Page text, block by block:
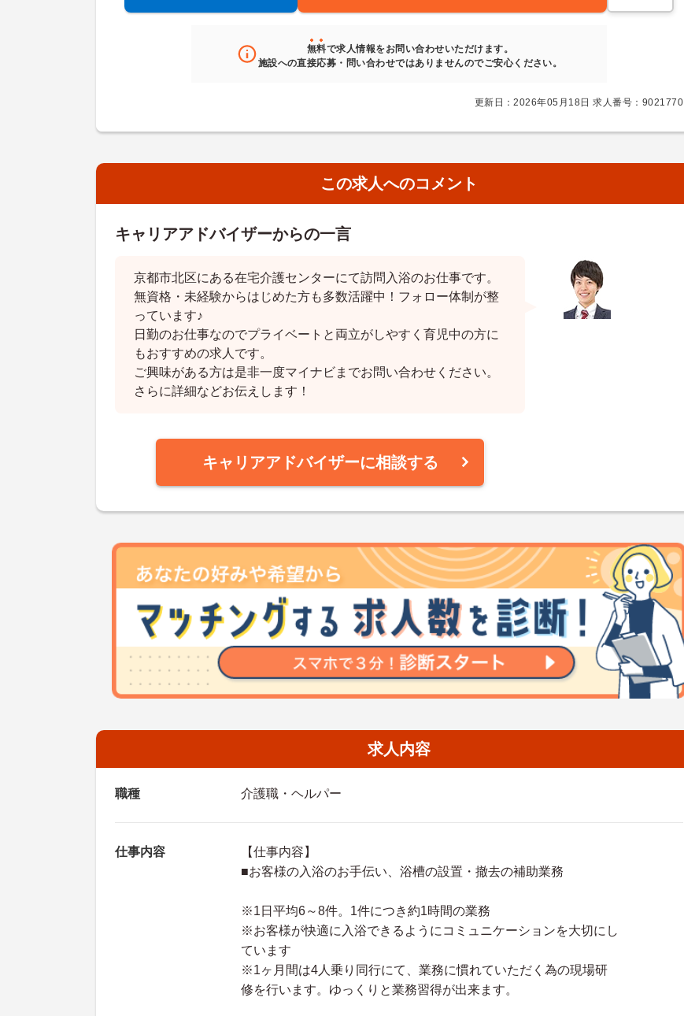
無料で求人情報をお問い合わせいただけます。
施設への直接応募・問い合わせではありませんのでご安心ください。
更新日：2026年05月18日 求人番号：9021770
この求人へのコメント
キャリアアドバイザーからの一言
京都市北区にある在宅介護センターにて訪問入浴のお仕事です。
無資格・未経験からはじめた方も多数活躍中！フォロー体制が整
っています♪
日勤のお仕事なのでプライベートと両立がしやすく育児中の方に
もおすすめの求人です。
ご興味がある方は是非一度マイナビまでお問い合わせください。
さらに詳細などお伝えします！
キャリアアドバイザーに相談する
求人内容
職種 介護職・ヘルパー
仕事内容
【仕事内容】
■お客様の入浴のお手伝い、浴槽の設置・撤去の補助業務
※1日平均6～8件。1件につき約1時間の業務
※お客様が快適に入浴できるようにコミュニケーションを大切にし
ています
※1ヶ月間は4人乗り同行にて、業務に慣れていただく為の現場研
修を行います。ゆっくりと業務習得が出来ます。